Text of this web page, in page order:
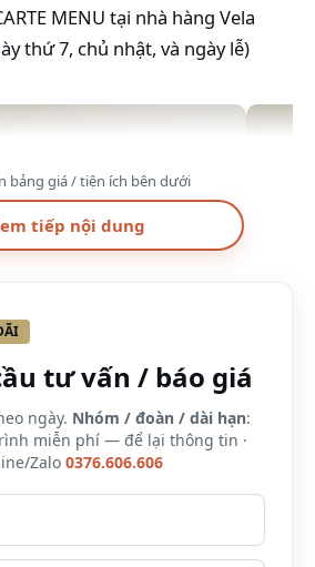
MENU tại nhà hàng Vela
thứ 7, chủ nhật, và ngày lễ)
bảng giá / tiện ích bên dưới
tiếp nội dung
tư vấn / báo giá
ngày. Nhóm / đoàn / dài hạn:
miễn phí — để lại thông tin ·
Zalo 0376.606.606